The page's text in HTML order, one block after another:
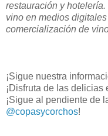
restauración y
vino en medios
comercialización de
¡Sigue nuestra
¡Disfruta de las delicias
¡Sigue al pendiente de
@copasycorchos!